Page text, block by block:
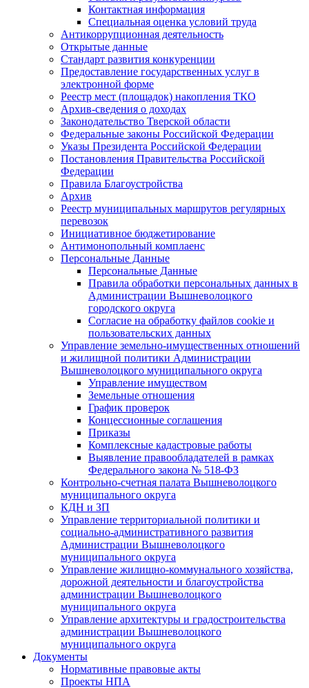
Контактная информация
Специальная оценка условий труда
Антикоррупционная деятельность
Открытые данные
Стандарт развития конкуренции
Предоставление государственных услуг в
электронной форме
Реестр мест (площадок) накопления ТКО
Архив-сведения о доходах
Законодательство Тверской области
Федеральные законы Российской Федерации
Указы Президента Российской Федерации
Постановления Правительства Российской
Федерации
Правила Благоустройства
Архив
Реестр муниципальных маршрутов регулярных
перевозок
Инициативное бюджетирование
Антимонопольный комплаенс
Персональные Данные
Персональные Данные
Правила обработки персональных данных в
Администрации Вышневолоцкого
городского округа
Согласие на обработку файлов cookie и
пользовательских данных
Управление земельно-имущественных отношений
и жилищной политики Администрации
Вышневолоцкого муниципального округа
Управление имуществом
Земельные отношения
График проверок
Концессионные соглашения
Приказы
Комплексные кадастровые работы
Выявление правообладателей в рамках
Федерального закона № 518-ФЗ
Контрольно-счетная палата Вышневолоцкого
муниципального округа
КДН и ЗП
Управление территориальной политики и
социально-административного развития
Администрации Вышневолоцкого
муниципального округа
Управление жилищно-коммунального хозяйства,
дорожной деятельности и благоустройства
администрации Вышневолоцкого
муниципального округа
Управление архитектуры и градостроительства
администрации Вышневолоцкого
муниципального округа
Документы
Нормативные правовые акты
Проекты НПА